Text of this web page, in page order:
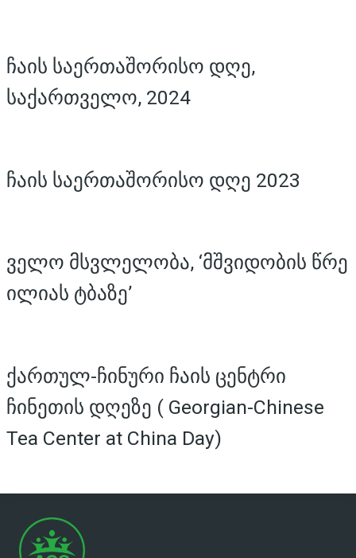
ჩაის საერთაშორისო დღე,
საქართველო, 2024
ჩაის საერთაშორისო დღე 2023
ველო მსვლელობა, ‘მშვიდობის წრე
ილიას ტბაზე’
ქართულ-ჩინური ჩაის ცენტრი
ჩინეთის დღეზე ( Georgian-Chinese
Tea Center at China Day)